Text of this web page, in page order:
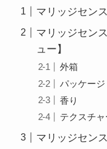
マリッジセン
マリッジセン
ュー】
外箱
パッケージ
香り
テクスチャ
マリッジセン